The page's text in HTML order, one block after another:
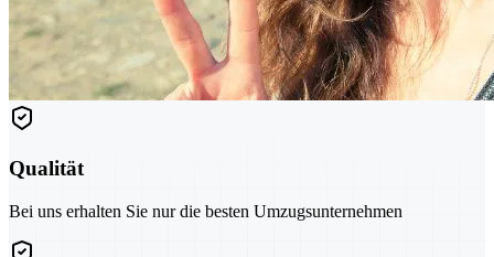
Qualität
Bei uns erhalten Sie nur die besten Umzugsunternehmen